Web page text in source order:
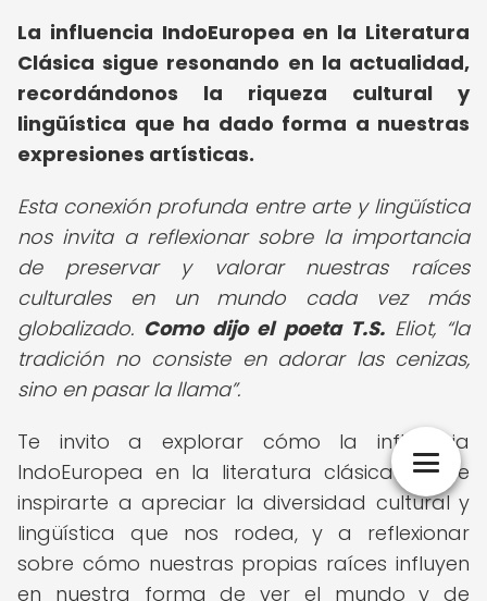
La influencia IndoEuropea en la Literatura
Clásica sigue resonando en la actualidad,
recordándonos la riqueza cultural y
lingüística que ha dado forma a nuestras
expresiones artísticas.
Esta conexión profunda entre arte y lingüística
nos invita a reflexionar sobre la importancia
de preservar y valorar nuestras raíces
culturales en un mundo cada vez más
globalizado. Como dijo el poeta T.S.Eliot,
la
tradición no consiste en adorar las cenizas,
sino en pasar la llama .
Te invito a explorar cómo la influencia
IndoEuropea en la literatura clásica puede
inspirarte a apreciar la diversidad cultural y
lingüística que nos rodea, y a reflexionar
sobre cómo nuestras propias raíces influyen
en nuestra forma de ver el mundo y de